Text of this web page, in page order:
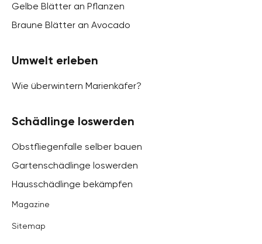
Gelbe Blätter an Pflanzen
Braune Blätter an Avocado
Umwelt erleben
Wie überwintern Marienkäfer?
Schädlinge loswerden
Obstfliegenfalle selber bauen
Gartenschädlinge loswerden
Hausschädlinge bekämpfen
Magazine
Sitemap